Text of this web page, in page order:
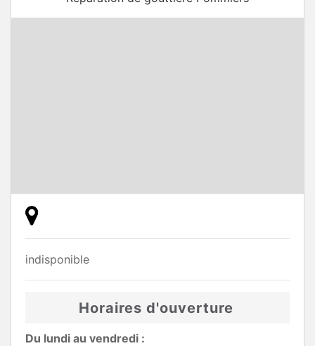
indisponible
Horaires d'ouverture
Du lundi au vendredi :